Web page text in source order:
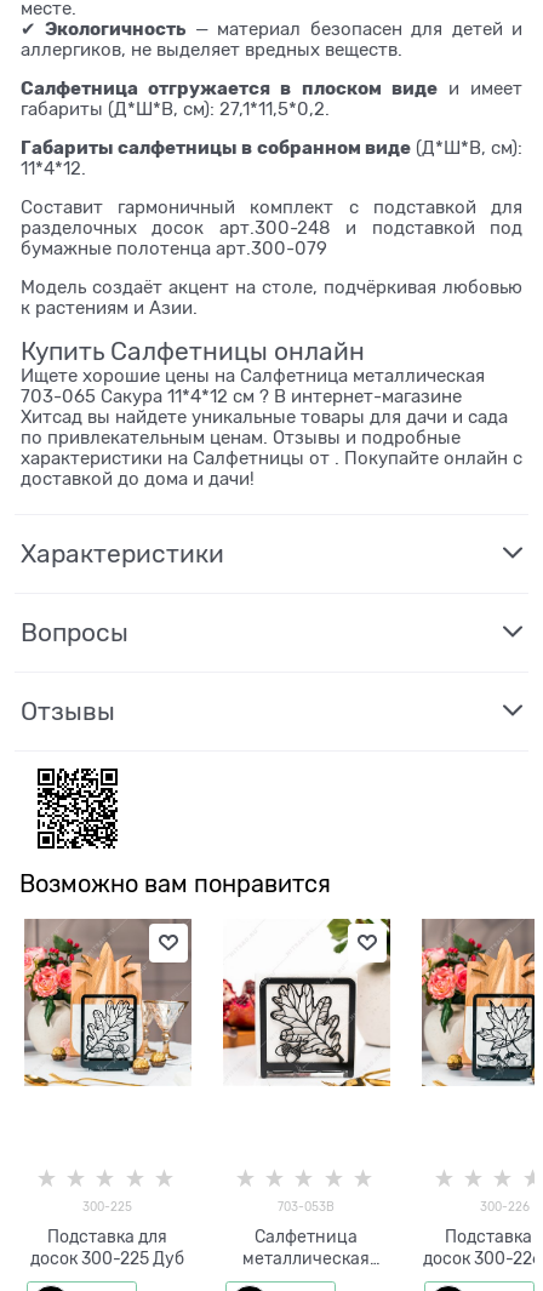
месте.
✔Экологичность — материал безопасен для детей и
аллергиков, не выделяет вредных веществ.
Салфетница отгружается в плоском видеи имеет
габариты (Д*Ш*В, см): 27,1*11,5*0,2.
Габариты салфетницы в собранном виде(Д*Ш*В, см):
11*4*12.
Составит гармоничный комплект с подставкой для
разделочных досок арт.300-248 и подставкой под
бумажные полотенца арт.300-079
Модель создаёт акцент на столе, подчёркивая любовью
к растениям и Азии.
Купить Салфетницы онлайн
Ищете хорошие цены на Салфетница металлическая
703-065 Сакура 11*4*12 см ? В интернет-магазине
Хитсад вы найдете уникальные товары для дачи и сада
по привлекательным ценам. Отзывы и подробные
характеристики на Салфетницы от . Покупайте онлайн с
доставкой до дома и дачи!
Характеристики
Вопросы
Отзывы
Возможно вам понравится
300-225
Подставка для
досок 300-225 Дуб
703-053B
Салфетница
металлическая
703-053 Дуб
300-226
Подставка
досок 300-